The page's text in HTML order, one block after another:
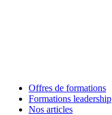
Offres de formations
Formations leadership
Nos articles